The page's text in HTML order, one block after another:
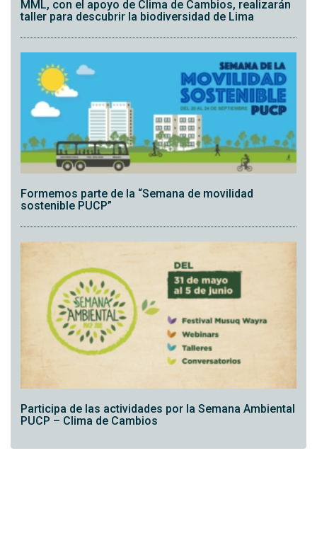
MML, con el apoyo de Clima de Cambios, realizarán
taller para descubrir la biodiversidad de Lima
Formemos parte de la “Semana de movilidad
sostenible PUCP”
Participa de las actividades por la Semana Ambiental
PUCP – Clima de Cambios